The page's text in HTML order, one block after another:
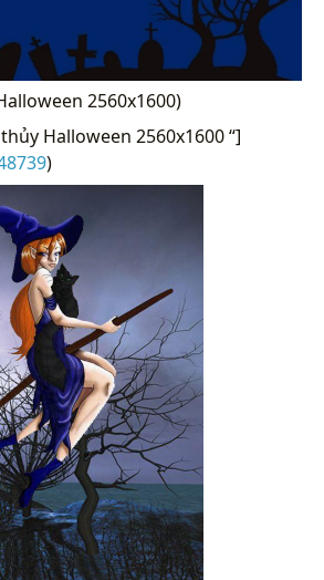
2560x1600)
Halloween 2560x1600 “]
)